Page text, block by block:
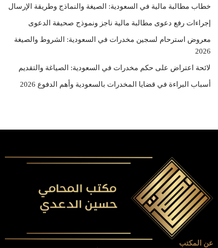
خطاب مطالبة مالية في السعودية: الصيغة والنماذج وطريقة الإرسال
إجراءات رفع دعوى مطالبة مالية ناجز ونموذج صحيفة الدعوى
معروض استرحام لسجين مخدرات في السعودية: الشروط والصيغة
2026
لائحة اعتراض على حكم مخدرات في السعودية: الصياغة والتقديم
أسباب البراءة في قضايا المخدرات بالسعودية وأهم الدفوع 2026
عن المكتب